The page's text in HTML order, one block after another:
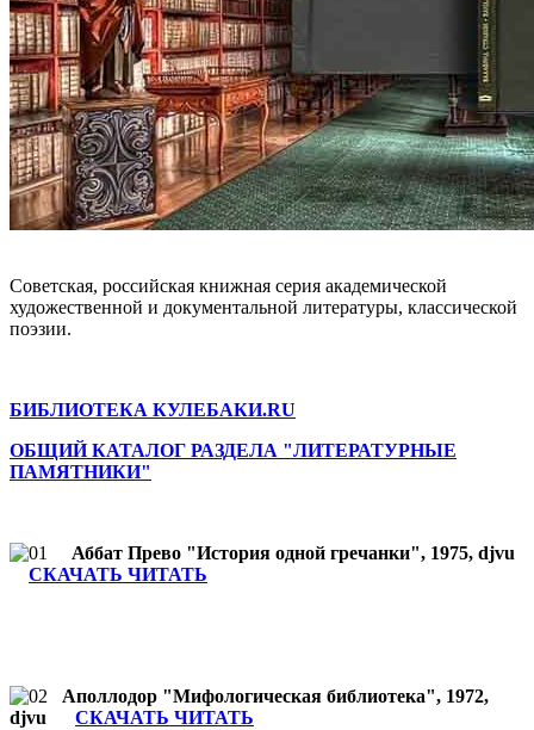
Советская, российская книжная серия академической
художественной и документальной литературы, классической
поэзии.
БИБЛИОТЕКА КУЛЕБАКИ.RU
ОБЩИЙ КАТАЛОГ РАЗДЕЛА "ЛИТЕРАТУРНЫЕ
ПАМЯТНИКИ"
Аббат Прево "История одной гречанки", 1975, djvu
СКАЧАТЬ ЧИТАТЬ
Аполлодор "Мифологическая библиотека", 1972,
djvu СКАЧАТЬ ЧИТАТЬ